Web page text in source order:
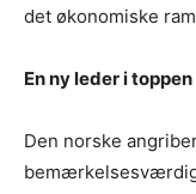
det økonomiske
En ny leder i
Den norske